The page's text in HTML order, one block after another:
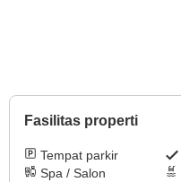
Fasilitas properti
Tempat parkir
Spa / Salon